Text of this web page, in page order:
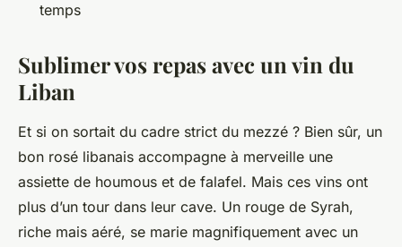
temps
Sublimer vos repas avec un vin du
Liban
Et si on sortait du cadre strict du mezzé ? Bien sûr, un
bon rosé libanais accompagne à merveille une
assiette de houmous et de falafel. Mais ces vins ont
plus d’un tour dans leur cave. Un rouge de Syrah,
riche mais aéré, se marie magnifiquement avec un